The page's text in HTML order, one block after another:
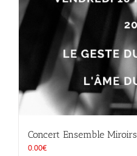
Concert Ensemble Miroirs
0.00€